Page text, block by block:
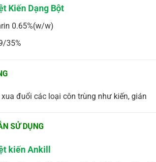
Kiến Dạng Bột
0.65%(w/w)
35%
đuổi các loại côn trùng như kiến, gián
SỬ DỤNG
kiến Ankill